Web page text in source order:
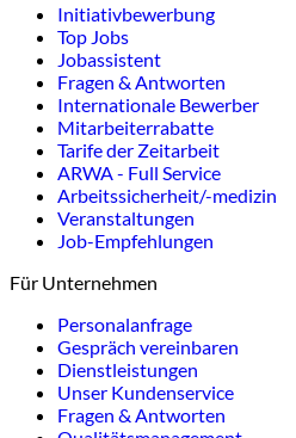
Initiativbewerbung
Top Jobs
Jobassistent
Fragen & Antworten
Internationale Bewerber
Mitarbeiterrabatte
Tarife der Zeitarbeit
ARWA - Full Service
Arbeitssicherheit/-medizin
Veranstaltungen
Job-Empfehlungen
Für Unternehmen
Personalanfrage
Gespräch vereinbaren
Dienstleistungen
Unser Kundenservice
Fragen & Antworten